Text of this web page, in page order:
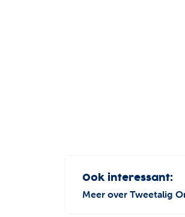
Ook interessant:
Meer over Tweetalig